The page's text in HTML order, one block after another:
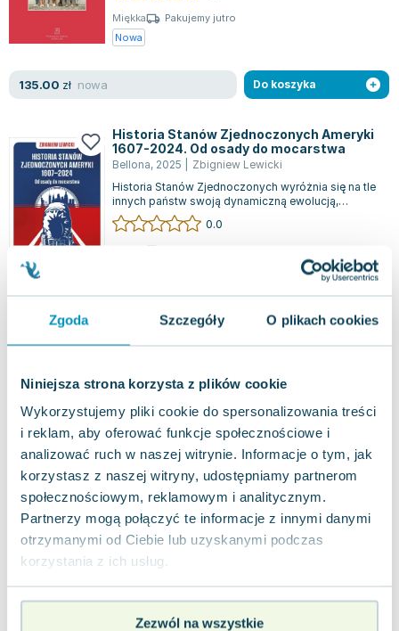
Zgoda Szczegóły O plikach cookies
Niniejsza strona korzysta z plików cookie
Wykorzystujemy pliki cookie do spersonalizowania treści
i reklam, aby oferować funkcje społecznościowe i
analizować ruch w naszej witrynie. Informacje o tym, jak
korzystasz z naszej witryny, udostępniamy partnerom
społecznościowym, reklamowym i analitycznym.
Partnerzy mogą połączyć te informacje z innymi danymi
otrzymanymi od Ciebie lub uzyskanymi podczas
korzystania z ich usług.
Zezwól na wszystkie
Virginia Woolf
Lorraine Warren
Lucinda Riley
Jacek Walkiewicz
Miękka
Pakujemy jutro
Nowa
135.00 zł nowa Do koszyka
Historia Stanów Zjednoczonych Ameryki
1607-2024. Od osady do mocarstwa
Bellona, 2025
Zbigniew Lewicki
Historia Stanów Zjednoczonych wyróżnia się na tle
innych państw swoją dynamiczną ewolucją,
charakteryzującą się nieprzerwanym wzro...
0.0
41.36zł nowa Do koszyka